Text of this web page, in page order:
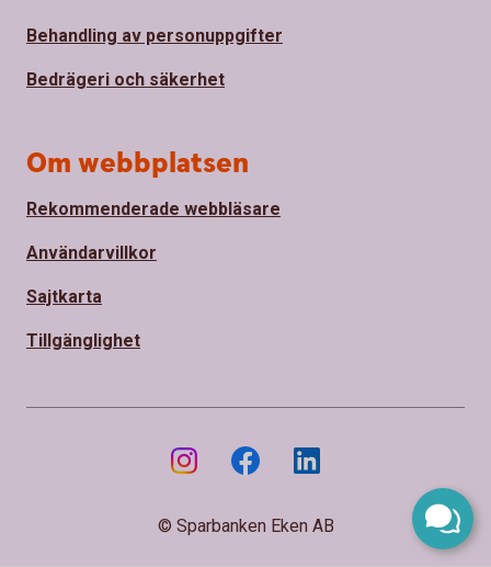
Behandling av personuppgifter
Bedrägeri och säkerhet
Om webbplatsen
Rekommenderade webbläsare
Användarvillkor
Sajtkarta
Tillgänglighet
© Sparbanken Eken AB